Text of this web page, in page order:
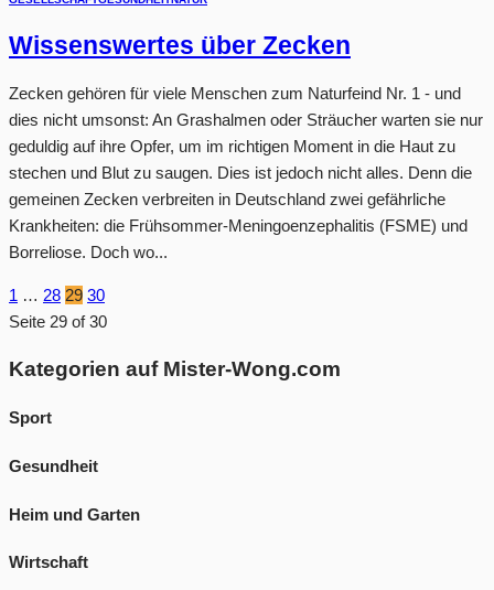
Wissenswertes über Zecken
Zecken gehören für viele Menschen zum Naturfeind Nr. 1 - und
dies nicht umsonst: An Grashalmen oder Sträucher warten sie nur
geduldig auf ihre Opfer, um im richtigen Moment in die Haut zu
stechen und Blut zu saugen. Dies ist jedoch nicht alles. Denn die
gemeinen Zecken verbreiten in Deutschland zwei gefährliche
Krankheiten: die Frühsommer-Meningoenzephalitis (FSME) und
Borreliose. Doch wo...
1 … 28 29 30
Seite 29 of 30
Kategorien auf Mister-Wong.com
Sport
Gesundheit
Heim und Garten
Wirtschaft